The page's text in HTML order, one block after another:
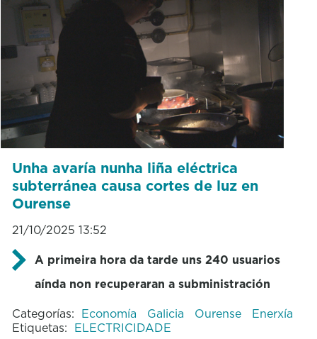
Unha avaría nunha liña eléctrica
subterránea causa cortes de luz en
Ourense
21/10/2025 13:52
A primeira hora da tarde uns 240 usuarios
aínda non recuperaran a subministración
Categorías: Economía Galicia Ourense
Enerxía
Etiquetas: ELECTRICIDADE